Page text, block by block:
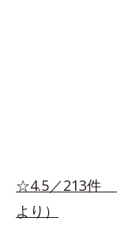
☆4.5／213件
より）